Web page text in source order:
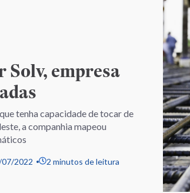
Solv, empresa
tenha capacidade de tocar de
a companhia mapeou
07/2022 2 minutos de leitura